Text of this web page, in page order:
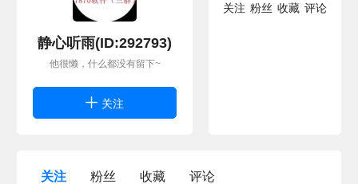
静心听雨(ID:292793)
他很懒，什么都没有留下~
关注
关注 粉丝 收藏 评论
关注 粉丝 收藏 评论